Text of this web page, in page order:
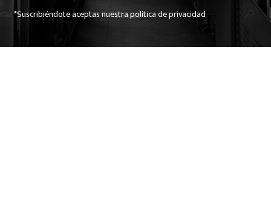
*Suscribiéndote aceptas nuestra política de privacidad